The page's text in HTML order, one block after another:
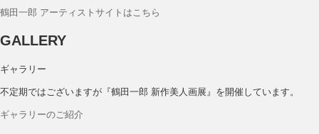
鶴田一郎 アーティストサイトはこちら
GALLERY
ギャラリー
不定期ではございますが『鶴田一郎 新作美人画展』を開催しています。
ギャラリーのご紹介